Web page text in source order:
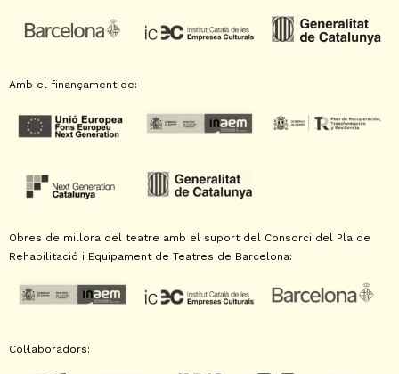
Amb el finançament de:
Obres de millora del teatre amb el suport del Consorci del Pla de
Rehabilitació i Equipament de Teatres de Barcelona:
Col·laboradors: